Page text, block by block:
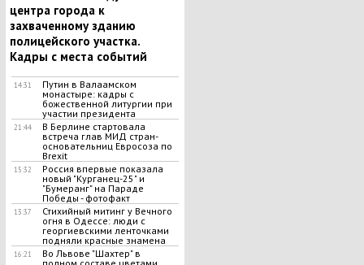
центра города к
захваченному зданию
полицейского участка.
Кадры с места событий
14:31
Путин в Валаамском
монастыре: кадры с
божественной литургии при
участии президента
21:44
В Берлине стартовала
встреча глав МИД стран-
основательниц Евросоза по
Brexit
15:32
Россия впервые показала
новый "Курганец-25" и
"Бумеранг" на Параде
Победы - фотофакт
13:37
Стихийный митинг у Вечного
огня в Одессе: люди с
георгиевскими ленточками
подняли красные знамена
16:21
Во Львове "Шахтер" в